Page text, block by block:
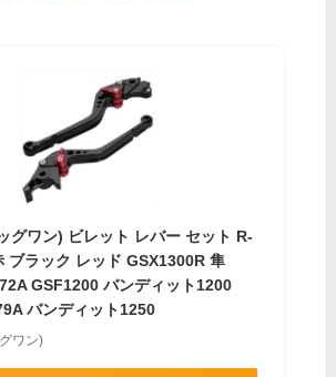
グワン) ビレット レバー セット R-
ブラック レッド GSX1300R 隼
GSF1200 バンディット1200
バンディット1250
ワン)